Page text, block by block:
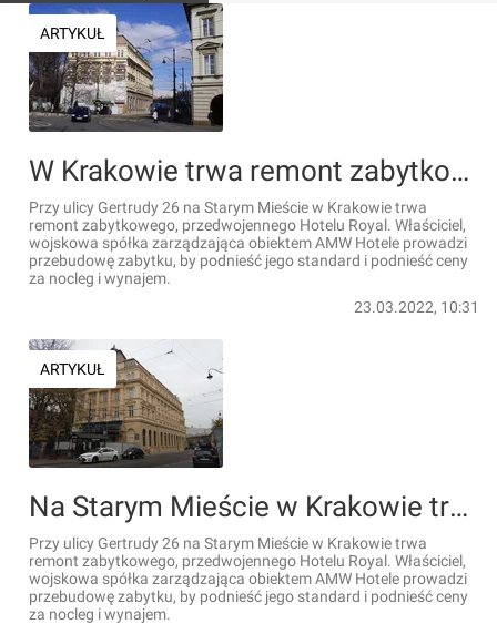
ARTYKUŁ
W Krakowie trwa remont zabytkowego Hotelu Royal [FILM + ZDJĘCIA]
Przy ulicy Gertrudy 26 na Starym Mieście w Krakowie trwa
remont zabytkowego, przedwojennego Hotelu Royal. Właściciel,
wojskowa spółka zarządzająca obiektem AMW Hotele prowadzi
przebudowę zabytku, by podnieść jego standard i podnieść ceny
za nocleg i wynajem.
23.03.2022, 10:31
ARTYKUŁ
Na Starym Mieście w Krakowie trwa remont zabytkowego Hotelu Royal [ZDJĘCIA]
Przy ulicy Gertrudy 26 na Starym Mieście w Krakowie trwa
remont zabytkowego, przedwojennego Hotelu Royal. Właściciel,
wojskowa spółka zarządzająca obiektem AMW Hotele prowadzi
przebudowę zabytku, by podnieść jego standard i podnieść ceny
za nocleg i wynajem.